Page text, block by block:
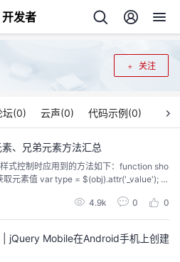
开发者
关注
坛(0) 云声(0) 代码示例(0)
、兄弟元素方法汇总
式控制时应用到的方法如下：function sho
元素值 var type = $(obj).attr('_value'); if
4.9k 0 0
jQuery Mobile在Android手机上创建